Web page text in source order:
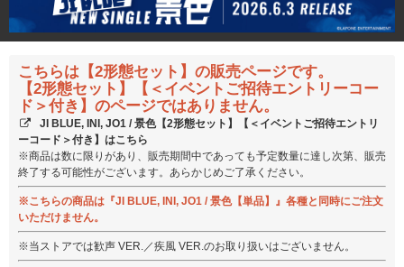
こちらは【2形態セット】の販売ページです。
【2形態セット】【＜イベントご招待エントリーコー
ド＞付き】のページではありません。
JI BLUE, INI, JO1 / 景色【2形態セット】【＜イベントご招待エントリ
ーコード＞付き】はこちら
※商品は数に限りがあり、販売期間中であっても予定数量に達し次第、販売
終了する可能性がございます。あらかじめご了承ください。
※こちらの商品は『JI BLUE, INI, JO1 / 景色【単品】』各種と同時にご注文
いただけません。
※当ストアでは歓声 VER.／疾風 VER.のお取り扱いはございません。